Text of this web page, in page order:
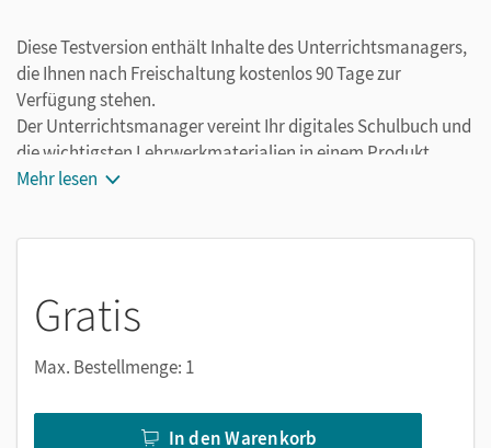
Diese Testversion enthält Inhalte des Unterrichtsmanagers,
die Ihnen nach Freischaltung kostenlos 90 Tage zur
Verfügung stehen.
Der Unterrichtsmanager vereint Ihr digitales Schulbuch und
die wichtigsten Lehrwerkmaterialien in einem Produkt.
Ergänzt um hilfreiche Planungstools, vereinfacht er Ihre
Mehr lesen
Gratis
Max. Bestellmenge: 1
In den Warenkorb